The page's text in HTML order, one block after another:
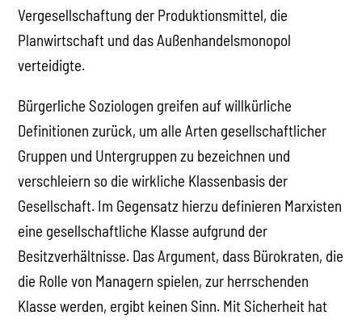
Vergesellschaftung der Produktionsmittel, die
Planwirtschaft und das Außenhandelsmonopol
verteidigte.
Bürgerliche Soziologen greifen auf willkürliche
Definitionen zurück, um alle Arten gesellschaftlicher
Gruppen und Untergruppen zu bezeichnen und
verschleiern so die wirkliche Klassenbasis der
Gesellschaft. Im Gegensatz hierzu definieren Marxisten
eine gesellschaftliche Klasse aufgrund der
Besitzverhältnisse. Das Argument, dass Bürokraten, die
die Rolle von Managern spielen, zur herrschenden
Klasse werden, ergibt keinen Sinn. Mit Sicherheit hat